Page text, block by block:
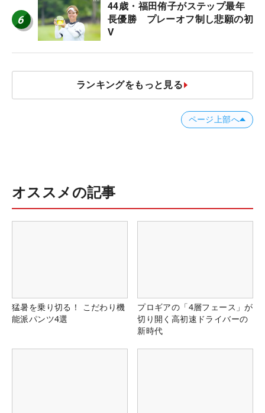
6
44歳・福田侑子がステップ最年
長優勝 プレーオフ制し悲願の初
V
ランキングをもっと見る
ページ上部へ
オススメの記事
猛暑を乗り切る！ こだわり機
能派パンツ4選
プロギアの「4層フェース」が
切り開く高初速ドライバーの
新時代